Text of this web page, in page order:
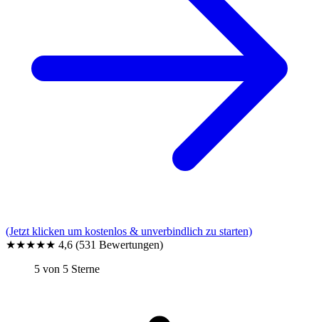
(Jetzt klicken um kostenlos & unverbindlich zu starten)
★★★★★ 4,6 (531 Bewertungen)
5 von 5 Sterne